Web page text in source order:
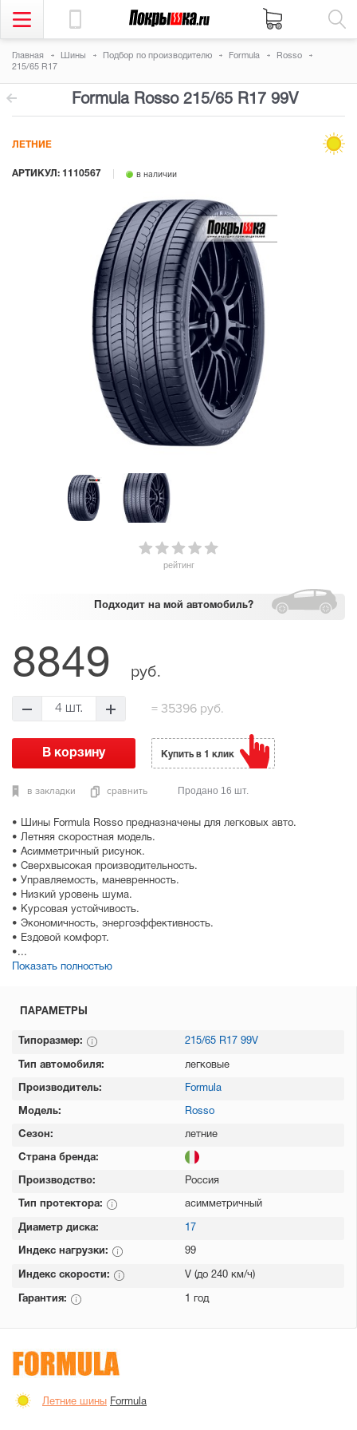
Главная Шины Подбор по производителю Formula
Rosso
215/65 R17
Formula Rosso 215/65 R17 99V
рейтинг
АРТИКУЛ: 1110567 в наличии
ЛЕТНИЕ
Подходит на мой автомобиль?
• Шины Formula Rosso предназначены для легковых авто.
• Летняя скоростная модель.
• Асимметричный рисунок.
• Сверхвысокая производительность.
• Управляемость, маневренность.
• Низкий уровень шума.
• Курсовая устойчивость.
• Экономичность, энергоэффективность.
• Ездовой комфорт.
•...
Показать полностью
8849 руб.
4 шт. = 35396 руб.
в закладки сравнить
Купить в 1 клик
Продано 16 шт.
ПАРАМЕТРЫ
Типоразмер: 215/65 R17 99V
Тип автомобиля: легковые
Производитель: Formula
Модель: Rosso
Сезон: летние
Страна бренда:
Производство: Россия
Тип протектора: асимметричный
Диаметр диска: 17
Индекс нагрузки: 99
Индекс скорости: V (до 240 км/ч)
Гарантия: 1 год
Летние шины Formula